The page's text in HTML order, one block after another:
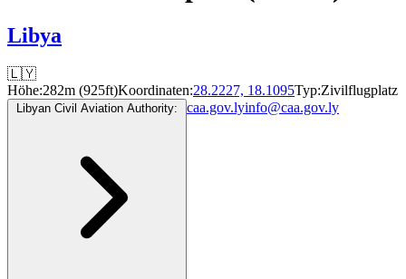
Libya
🇱🇾
Höhe:282m (925ft)Koordinaten:28.2227, 18.1095Typ:Zivilflugplatz
Libyan Civil Aviation Authority: caa.gov.lyinfo@caa.gov.ly